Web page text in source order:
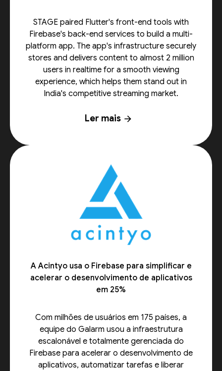
STAGE paired Flutter's front-end tools with
Firebase's back-end services to build a multi-
platform app. The app's infrastructure securely
stores and delivers content to almost 2 million
users in realtime for a smooth viewing
experience, which helps them stand out in
India's competitive streaming market.
Ler mais arrow_forward
A Acintyo usa o Firebase para simplificar e
acelerar o desenvolvimento de aplicativos
em 25%
Com milhões de usuários em 175 países, a
equipe do Galarm usou a infraestrutura
escalonável e totalmente gerenciada do
Firebase para acelerar o desenvolvimento de
aplicativos, automatizar tarefas e liberar